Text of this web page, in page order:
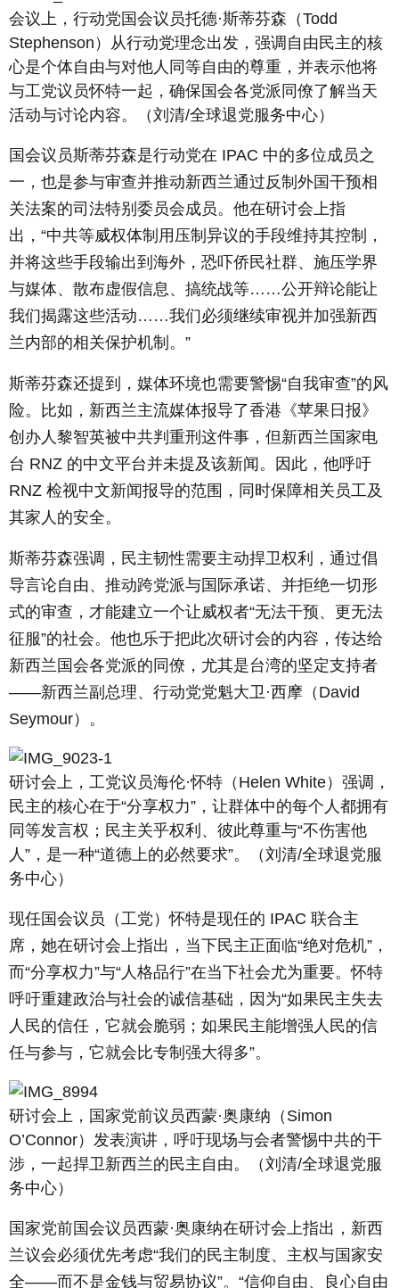
会议上，行动党国会议员托德·斯蒂芬森（Todd
Stephenson）从行动党理念出发，强调自由民主的核
心是个体自由与对他人同等自由的尊重，并表示他将
与工党议员怀特一起，确保国会各党派同僚了解当天
活动与讨论内容。（刘清/全球退党服务中心）
国会议员斯蒂芬森是行动党在 IPAC 中的多位成员之
一，也是参与审查并推动新西兰通过反制外国干预相
关法案的司法特别委员会成员。他在研讨会上指
出，“中共等威权体制用压制异议的手段维持其控制，
并将这些手段输出到海外，恐吓侨民社群、施压学界
与媒体、散布虚假信息、搞统战等……公开辩论能让
我们揭露这些活动……我们必须继续审视并加强新西
兰内部的相关保护机制。”
斯蒂芬森还提到，媒体环境也需要警惕“自我审查”的风
险。比如，新西兰主流媒体报导了香港《苹果日报》
创办人黎智英被中共判重刑这件事，但新西兰国家电
台 RNZ 的中文平台并未提及该新闻。因此，他呼吁
RNZ 检视中文新闻报导的范围，同时保障相关员工及
其家人的安全。
斯蒂芬森强调，民主韧性需要主动捍卫权利，通过倡
导言论自由、推动跨党派与国际承诺、并拒绝一切形
式的审查，才能建立一个让威权者“无法干预、更无法
征服”的社会。他也乐于把此次研讨会的内容，传达给
新西兰国会各党派的同僚，尤其是台湾的坚定支持者
——新西兰副总理、行动党党魁大卫·西摩（David
Seymour）。
研讨会上，工党议员海伦·怀特（Helen White）强调，
民主的核心在于“分享权力”，让群体中的每个人都拥有
同等发言权；民主关乎权利、彼此尊重与“不伤害他
人”，是一种“道德上的必然要求”。（刘清/全球退党服
务中心）
现任国会议员（工党）怀特是现任的 IPAC 联合主
席，她在研讨会上指出，当下民主正面临“绝对危机”，
而“分享权力”与“人格品行”在当下社会尤为重要。怀特
呼吁重建政治与社会的诚信基础，因为“如果民主失去
人民的信任，它就会脆弱；如果民主能增强人民的信
任与参与，它就会比专制强大得多”。
研讨会上，国家党前议员西蒙·奥康纳（Simon
O’Connor）发表演讲，呼吁现场与会者警惕中共的干
涉，一起捍卫新西兰的民主自由。（刘清/全球退党服
务中心）
国家党前国会议员西蒙·奥康纳在研讨会上指出，新西
兰议会必须优先考虑“我们的民主制度、主权与国家安
全——而不是金钱与贸易协议”。“信仰自由、良心自由